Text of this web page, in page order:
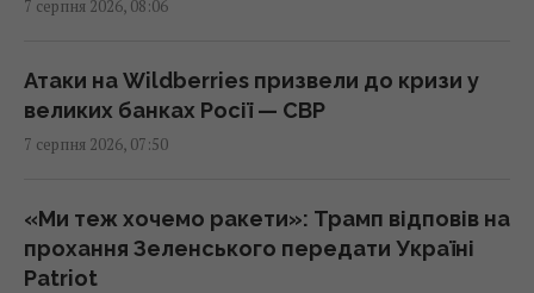
Синоптикиня назвала точну дату, коли вже
похолоднішає по всій Україні
Якого числа Горіховий Спас 2026: чого не
можна робити і що святити в церкві
7 серпня 2026, 08:06
Атаки на Wildberries призвели до кризи у
великих банках Росії — СВР
7 серпня 2026, 07:50
«Ми теж хочемо ракети»: Трамп відповів на
прохання Зеленського передати Україні
Patriot